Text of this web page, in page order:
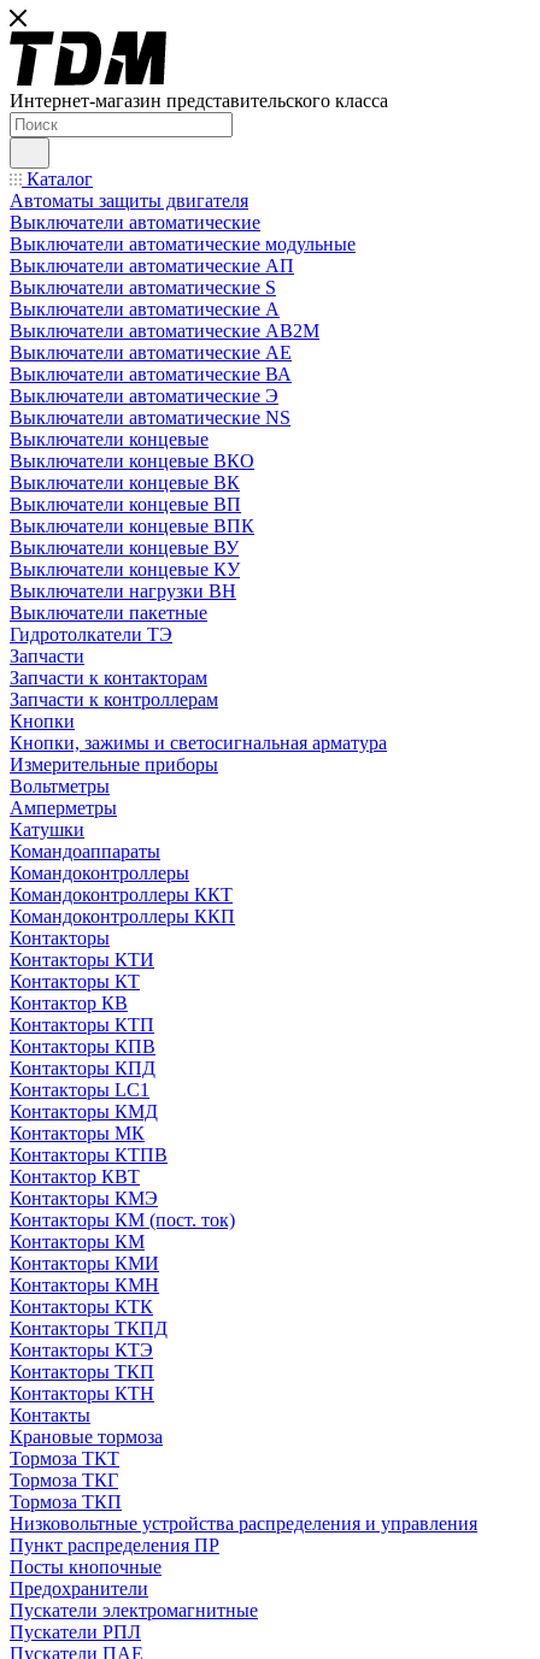
Интернет-магазин представительского класса
Каталог
Автоматы защиты двигателя
Выключатели автоматические
Выключатели автоматические модульные
Выключатели автоматические АП
Выключатели автоматические S
Выключатели автоматические А
Выключатели автоматические АВ2М
Выключатели автоматические АЕ
Выключатели автоматические ВА
Выключатели автоматические Э
Выключатели автоматические NS
Выключатели концевые
Выключатели концевые ВКО
Выключатели концевые ВК
Выключатели концевые ВП
Выключатели концевые ВПК
Выключатели концевые ВУ
Выключатели концевые КУ
Выключатели нагрузки ВН
Выключатели пакетные
Гидротолкатели ТЭ
Запчасти
Запчасти к контакторам
Запчасти к контроллерам
Кнопки
Кнопки, зажимы и светосигнальная арматура
Измерительные приборы
Вольтметры
Амперметры
Катушки
Командоаппараты
Командоконтроллеры
Командоконтроллеры ККТ
Командоконтроллеры ККП
Контакторы
Контакторы КТИ
Контакторы КТ
Контактор КВ
Контакторы КТП
Контакторы КПВ
Контакторы КПД
Контакторы LC1
Контакторы КМД
Контакторы МК
Контакторы КТПВ
Контактор КВТ
Контакторы КМЭ
Контакторы КМ (пост. ток)
Контакторы КМ
Контакторы КМИ
Контакторы КМН
Контакторы КТК
Контакторы ТКПД
Контакторы КТЭ
Контакторы ТКП
Контакторы КТН
Контакты
Крановые тормоза
Тормоза ТКТ
Тормоза ТКГ
Тормоза ТКП
Низковольтные устройства распределения и управления
Пункт распределения ПР
Посты кнопочные
Предохранители
Пускатели электромагнитные
Пускатели РПЛ
Пускатели ПАЕ